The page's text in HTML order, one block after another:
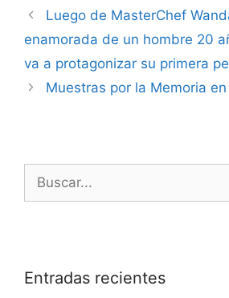
Luego de MasterChef
enamorada de un hombre 20
va a protagonizar su primera
Muestras por la Memoria
Entradas recientes